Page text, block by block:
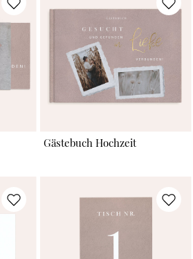
Gästebuch Hochzeit